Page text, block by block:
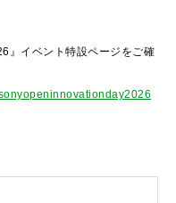
』イベント特設ページをご確